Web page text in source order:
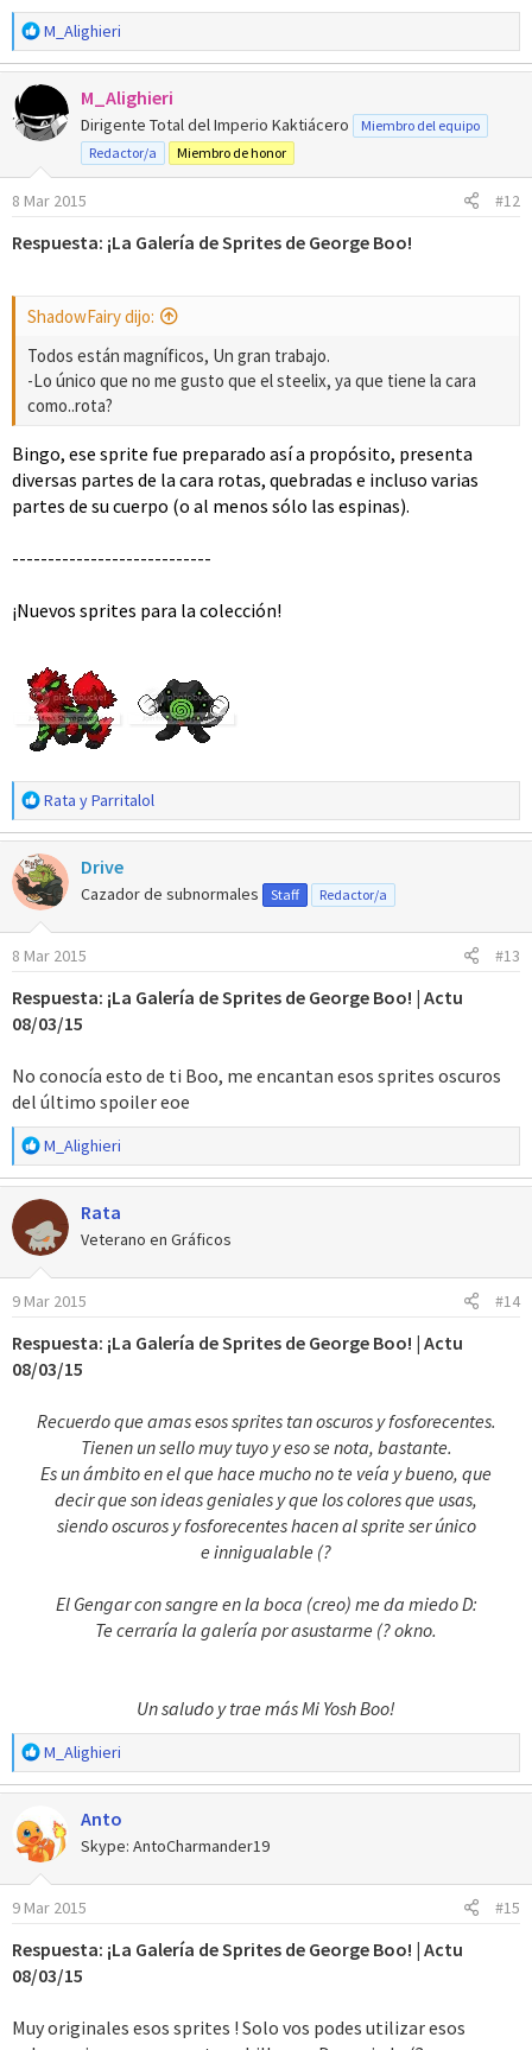
R
e
a
c
i
e
:
M_Alighieri
M_Alighieri
Dirigente Total del Imperio Kaktiácero
Miembro del equipo
Redactor/a
Miembro de honor
8 Mar 2015 #12
Respuesta: ¡La Galería de Sprites de George Boo!
ShadowFairy dijo:
Todos están magníficos, Un gran trabajo.
-Lo único que no me gusto que el steelix, ya que tiene la cara
como..rota?
Bingo, ese sprite fue preparado así a propósito, presenta
diversas partes de la cara rotas, quebradas e incluso varias
partes de su cuerpo (o al menos sólo las espinas).
----------------------------
¡Nuevos sprites para la colección!
R
e
a
c
c
i
o
n
s
:
Rata yParritalol
Drive
Cazador de subnormales Staff Redactor/a
8 Mar 2015 #13
Respuesta: ¡La Galería de Sprites de George Boo! | Actu
08/03/15
No conocía esto de ti Boo, me encantan esos sprites oscuros
del último spoiler eoe
R
e
a
c
i
o
n
s
:
M_Alighieri
Rata
Veterano en Gráficos
9 Mar 2015 #14
Respuesta: ¡La Galería de Sprites de George Boo! | Actu
08/03/15
Recuerdo que amas esos sprites tan oscuros y fosforecentes.
Tienen un sello muy tuyo y eso se nota, bastante.
Es un ámbito en el que hace mucho no te veía y bueno, que
decir que son ideas geniales y que los colores que usas,
siendo oscuros y fosforecentes hacen al sprite ser único
e innigualable (?
El Gengar con sangre en la boca (creo) me da miedo D:
Te cerraría la galería por asustarme (? okno.
Un saludo y trae más Mi Yosh Boo!
R
e
a
c
i
o
n
s
:
M_Alighieri
Anto
Skype: AntoCharmander19
9 Mar 2015 #15
Respuesta: ¡La Galería de Sprites de George Boo! | Actu
08/03/15
Muy originales esos sprites ! Solo vos podes utilizar esos